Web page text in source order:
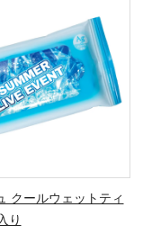
クールウェットティ
り